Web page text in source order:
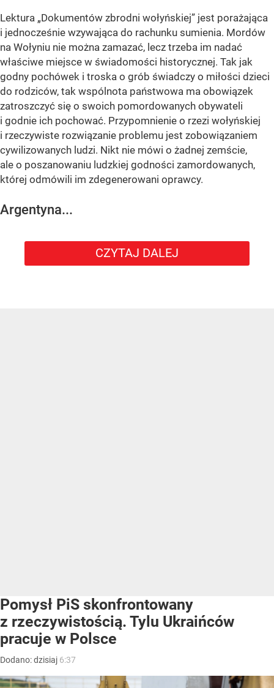
Lektura „Dokumentów zbrodni wołyńskiej” jest porażająca
i jednocześnie wzywająca do rachunku sumienia. Mordów
na Wołyniu nie można zamazać, lecz trzeba im nadać
właściwe miejsce w świadomości historycznej. Tak jak
godny pochówek i troska o grób świadczy o miłości dzieci
do rodziców, tak wspólnota państwowa ma obowiązek
zatroszczyć się o swoich pomordowanych obywateli
i godnie ich pochować. Przypomnienie o rzezi wołyńskiej
i rzeczywiste rozwiązanie problemu jest zobowiązaniem
cywilizowanych ludzi. Nikt nie mówi o żadnej zemście,
ale o poszanowaniu ludzkiej godności zamordowanych,
której odmówili im zdegenerowani oprawcy.
Argentyna...
CZYTAJ DALEJ
Pomysł PiS skonfrontowany
z rzeczywistością. Tylu Ukraińców
pracuje w Polsce
Dodano:dzisiaj 6:37